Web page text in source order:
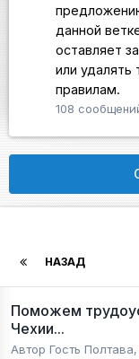
данной
оставляет
или
правилам.
108
НАЗАД
Поможем
Чехии...
Автор Гость Полтава,